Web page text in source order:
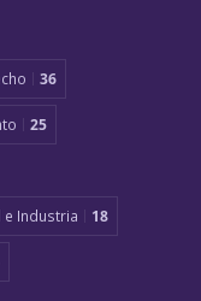
36
25
e Industria 18